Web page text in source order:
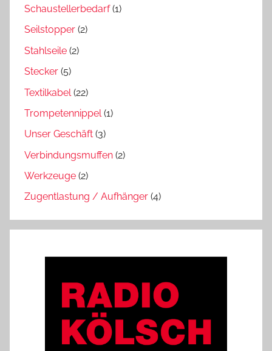
Schaustellerbedarf(1)
Seilstopper (2)
Stahlseile (2)
Stecker (5)
Textilkabel (22)
Trompetennippel(1)
Unser Geschäft (3)
Verbindungsmuffen (2)
Werkzeuge (2)
Zugentlastung / Aufhänger (4)